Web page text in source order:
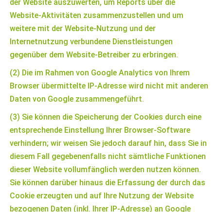
der Website auszuwerten, um Reports über die
Website-Aktivitäten zusammenzustellen und um
weitere mit der Website-Nutzung und der
Internetnutzung verbundene Dienstleistungen
gegenüber dem Website-Betreiber zu erbringen.
(2) Die im Rahmen von Google Analytics von Ihrem
Browser übermittelte IP-Adresse wird nicht mit anderen
Daten von Google zusammengeführt.
(3) Sie können die Speicherung der Cookies durch eine
entsprechende Einstellung Ihrer Browser-Software
verhindern; wir weisen Sie jedoch darauf hin, dass Sie in
diesem Fall gegebenenfalls nicht sämtliche Funktionen
dieser Website vollumfänglich werden nutzen können.
Sie können darüber hinaus die Erfassung der durch das
Cookie erzeugten und auf Ihre Nutzung der Website
bezogenen Daten (inkl. Ihrer IP-Adresse) an Google